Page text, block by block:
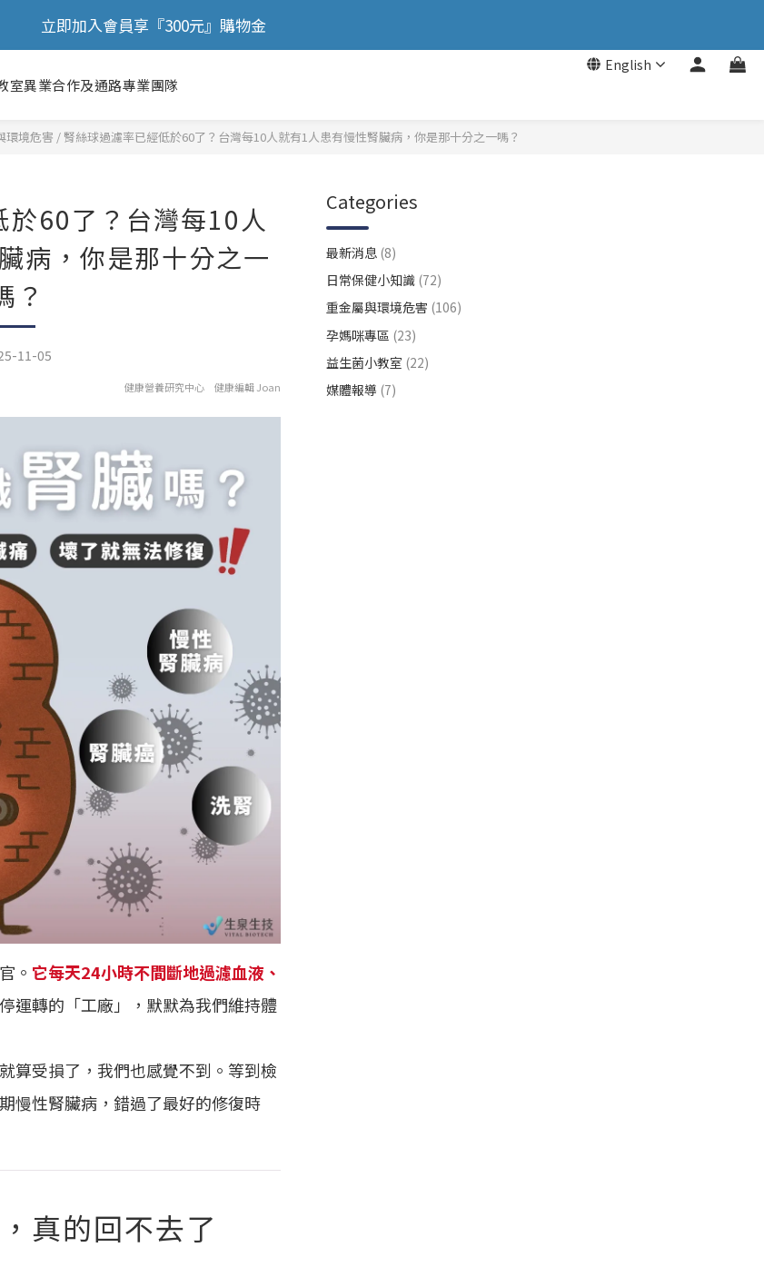
🎉 歡慶88節，滿額送膠原蛋白正貨！！
🎉 歡慶88節，滿額送膠原蛋白正貨！！
English
室異業合作及通路專業團隊
環境危害 / 腎絲球過濾率已經低於60了？台灣每10人就有1人患有慢性腎臟病，你是那十分之一嗎？
於60了？台灣每10人
病，你是那十分之一
？
11-05
健康營養研究中心 健康編輯 Joan
。 它每天24小時不間斷地過濾血液、
運轉的「工廠」，默默為我們維持體
算受損了，我們也感覺不到。等到檢
慢性腎臟病，錯過了最好的修復時
真的回不去了
Categories
最新消息 (8)
日常保健小知識 (72)
重金屬與環境危害 (106)
孕媽咪專區 (23)
益生菌小教室 (22)
媒體報導 (7)